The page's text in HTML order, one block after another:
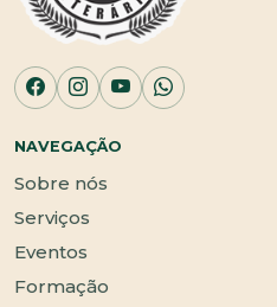
NAVEGAÇÃO
Sobre nós
Serviços
Eventos
Formação